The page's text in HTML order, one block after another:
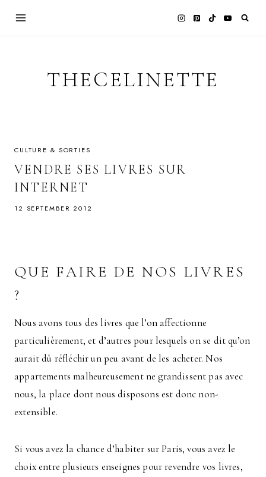
THECELINETTE
CULTURE & SORTIES
VENDRE SES LIVRES SUR
INTERNET
12 SEPTEMBER 2012
QUE FAIRE DE NOS LIVRES
?
Nous avons tous des livres que l’on affectionne
particulièrement, et d’autres pour lesquels on se dit qu’on
aurait dû réfléchir un peu avant de les acheter. Nos
appartements malheureusement ne grandissent pas avec
nous, la place dont nous disposons est donc non-
extensible.
Si vous avez la chance d’habiter sur Paris, vous avez le
choix entre plusieurs enseignes pour revendre vos livres,